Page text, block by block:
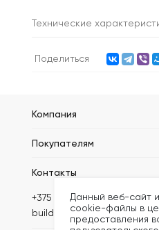
Технические
Поделиться
Компания
Покупателям
Контакты
+375 (44) 789-64-70
build@kronex-company.by
Данный веб-сайт
cookie-файлы в
предоставления